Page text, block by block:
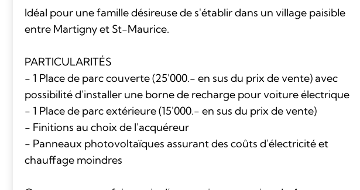
Idéal pour une famille désireuse de s'établir dans un village paisible
entre Martigny et St-Maurice.
PARTICULARITÉS
- 1 Place de parc couverte (25'000.- en sus du prix de vente) avec
possibilité d'installer une borne de recharge pour voiture électrique
- 1 Place de parc extérieure (15'000.- en sus du prix de vente)
- Finitions au choix de l'acquéreur
- Panneaux photovoltaïques assurant des coûts d'électricité et
chauffage moindres